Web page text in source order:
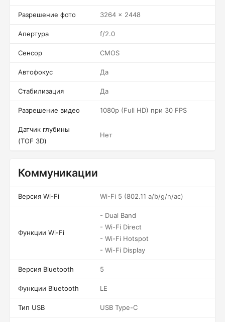
Разрешение фото 3264 x 2448
Апертура f/2.0
Сенсор CMOS
Автофокус Да
Стабилизация Да
Разрешение видео 1080p (Full HD) при 30 FPS
Датчик глубины
(TOF 3D)
Нет
Коммуникации
Версия Wi-Fi Wi-Fi 5 (802.11 a/b/g/n/ac)
Функции Wi-Fi
- Dual Band
- Wi-Fi Direct
- Wi-Fi Hotspot
- Wi-Fi Display
Версия Bluetooth 5
Функции Bluetooth LE
Тип USB USB Type-C